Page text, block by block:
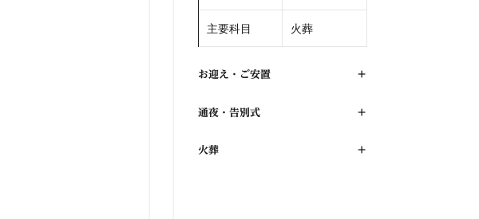
主要科目 火葬
お迎え・ご安置 +
通夜・告別式 +
火葬 +